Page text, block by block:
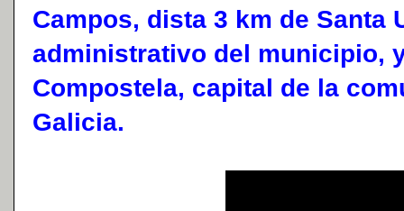
Campos, dista 3 km de Santa
administrativo del municipio,
Compostela, capital de la
Galicia.